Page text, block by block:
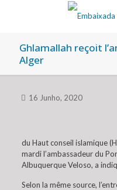
Ghlamallah reçoit
Alger
16 Junho, 2020
du Haut conseil islamique
mardi l’ambassadeur du
Albuquerque Veloso, a
Selon la même source,